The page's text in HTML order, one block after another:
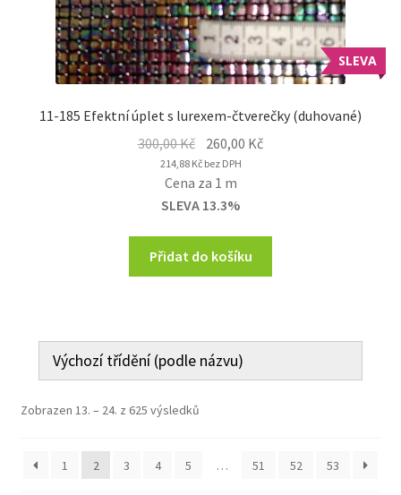
SLEVA
11-185 Efektní úplet s lurexem-čtverečky (duhované)
300,00Kč Original
price
was:
300,00 Kč.
260,00 KčCurrent
214,88 Kčbez DPH
Cena za 1 m
SLEVA 13.3%
Přidat do košíku
Zobrazen 13. – 24. z 625 výsledků
1 2 3 4 5 … 51 52 53